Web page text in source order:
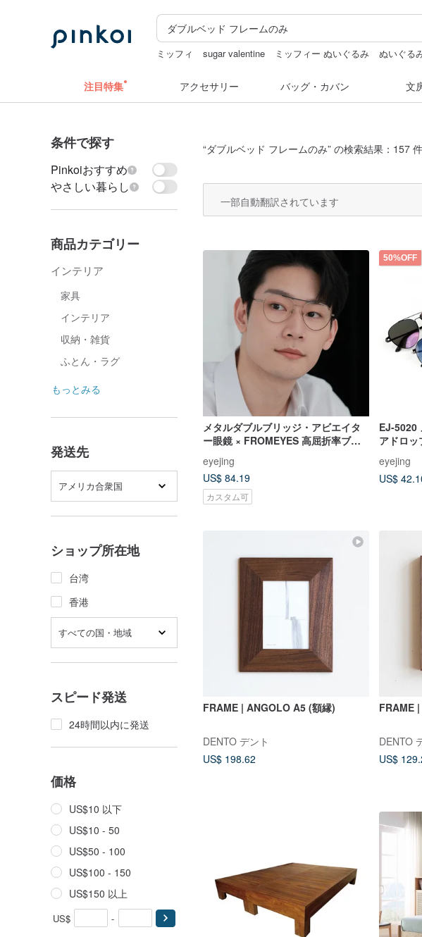
ミッフィ sugar valentine ミッフィー ぬいぐるみ ぬいぐる
注目特集 アクセサリー バッグ・カバン 文
条件で探す
Pinkoiおすすめ
やさしい暮らし
商品カテゴリー
インテリア
家具
インテリア
収納・雑貨
ふとん・ラグ
もっとみる
発送先
アメリカ合衆国
ショップ所在地
台湾
香港
すべての国・地域
スピード発送
24時間以内に発送
価格
US$10 以下
US$10 - 50
US$50 - 100
US$100 - 150
US$150 以上
US$ -
“ダブルベッド フレームのみ” の検索結果：157 件
一部自動翻訳されています
メタルダブルブリッジ・アビエイタ
ー眼鏡 × FROMEYES 高屈折率ブル
eyejing
US$ 84.19
カスタム可
50%OFF
EJ-5020
アドロッ
eyejing
US$
FRAME | ANGOLO A5 (額縁)
DENTO デント
US$ 198.62
FRAME
DENTO
US$